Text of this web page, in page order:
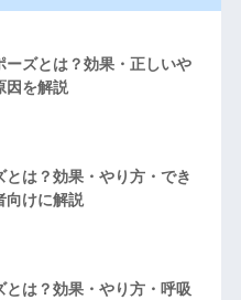
ーズとは？効果・正しいや
因を解説
とは？効果・やり方・でき
向けに解説
とは？効果・やり方・呼吸